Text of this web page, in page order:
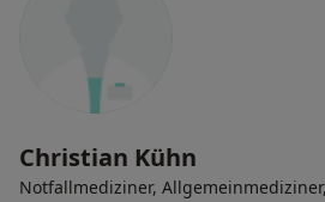
Christian Kühn
Notfallmediziner,